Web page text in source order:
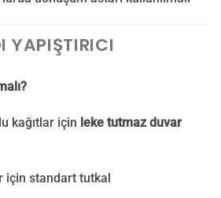
YAPIŞTIRICI
kağıtlar için leke tutmaz duvar
için standart tutkal